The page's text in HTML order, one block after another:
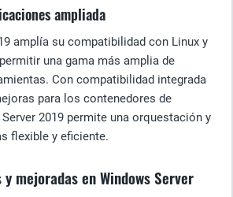
ampliada
amplía su compatibilidad con Linux y
una gama más amplia de
Con compatibilidad integrada
para los contenedores de
2019 permite una orquestación y
flexible y eficiente.
y mejoradas en Windows Server